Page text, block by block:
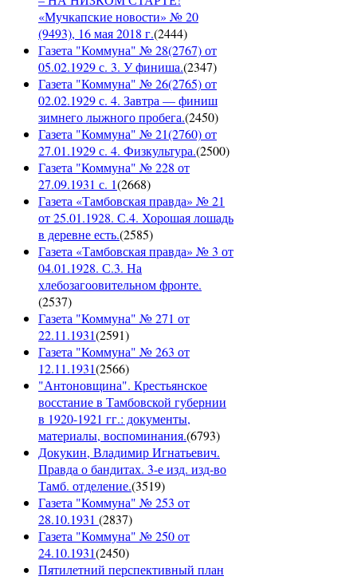
«Мучкапские новости» № 20
(9493), 16 мая 2018 г.(2444)
Газета "Коммуна" № 28(2767) от
05.02.1929 с. 3. У финиша.(2347)
Газета "Коммуна" № 26(2765) от
02.02.1929 с. 4. Завтра — финиш
зимнего лыжного пробега.(2450)
Газета "Коммуна" № 21(2760) от
27.01.1929 с. 4. Физкультура.(2500)
Газета "Коммуна" № 228 от
27.09.1931 с. 1(2668)
Газета «Тамбовская правда» № 21
от 25.01.1928. С.4. Хорошая лошадь
в деревне есть.(2585)
Газета «Тамбовская правда» № 3 от
04.01.1928. С.3. На
хлебозагоовительном фронте.
(2537)
Газета "Коммуна" № 271 от
22.11.1931(2591)
Газета "Коммуна" № 263 от
12.11.1931(2566)
"Антоновщина". Крестьянское
восстание в Тамбовской губернии
в 1920-1921 гг.: документы,
материалы, воспоминания.(6793)
Докукин, Владимир Игнатьевич.
Правда о бандитах. 3-е изд. изд-во
Тамб. отделение.(3519)
Газета "Коммуна" № 253 от
28.10.1931 (2837)
Газета "Коммуна" № 250 от
24.10.1931(2450)
Пятилетний перспективный план